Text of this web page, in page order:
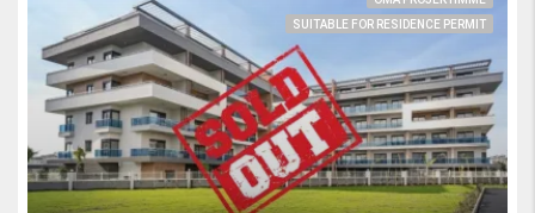
SUITABLE FOR RESIDENCE PERMIT